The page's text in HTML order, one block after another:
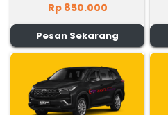
Rp 850.000
Pesan Sekarang